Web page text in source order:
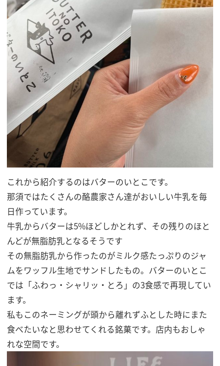
これから紹介するのはバターのいとこです。
那須ではたくさんの酪農家さん達がおいしい牛乳を毎
日作っています。
牛乳からバターは5%ほどしかとれず、その残りのほと
んどが無脂肪乳となるそうです
その無脂肪乳から作ったのがミルク感たっぷりのジャ
ムをワッフル生地でサンドしたもの。バターのいとこ
では「ふわっ・シャリッ・とろ」の3食感で再現してい
ます。
私もこのネーミングが頭から離れずふとした時にまた
食べたいなと思わせてくれる銘菓です。店内もおしゃ
れな空間です。